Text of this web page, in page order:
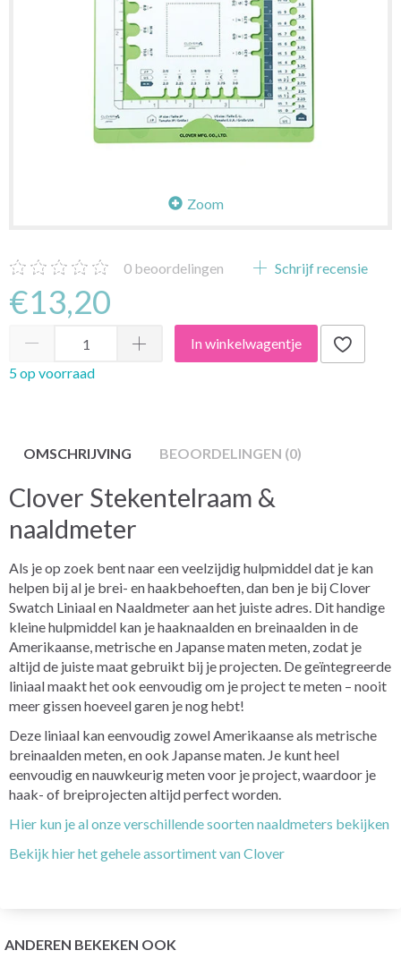
Zoom
0 beoordelingen Schrijf recensie
€13,20
In winkelwagentje
5 op voorraad
OMSCHRIJVING BEOORDELINGEN (0)
Clover Stekentelraam &
naaldmeter
Als je op zoek bent naar een veelzijdig hulpmiddel dat je kan
helpen bij al je brei- en haakbehoeften, dan ben je bij Clover
Swatch Liniaal en Naaldmeter aan het juiste adres. Dit handige
kleine hulpmiddel kan je haaknaalden en breinaalden in de
Amerikaanse, metrische en Japanse maten meten, zodat je
altijd de juiste maat gebruikt bij je projecten. De geïntegreerde
liniaal maakt het ook eenvoudig om je project te meten – nooit
meer gissen hoeveel garen je nog hebt!
Deze liniaal kan eenvoudig zowel Amerikaanse als metrische
breinaalden meten, en ook Japanse maten. Je kunt heel
eenvoudig en nauwkeurig meten voor je project, waardoor je
haak- of breiprojecten altijd perfect worden.
Hier kun je al onze verschillende soorten naaldmeters bekijken
Bekijk hier het gehele assortiment van Clover
ANDEREN BEKEKEN OOK